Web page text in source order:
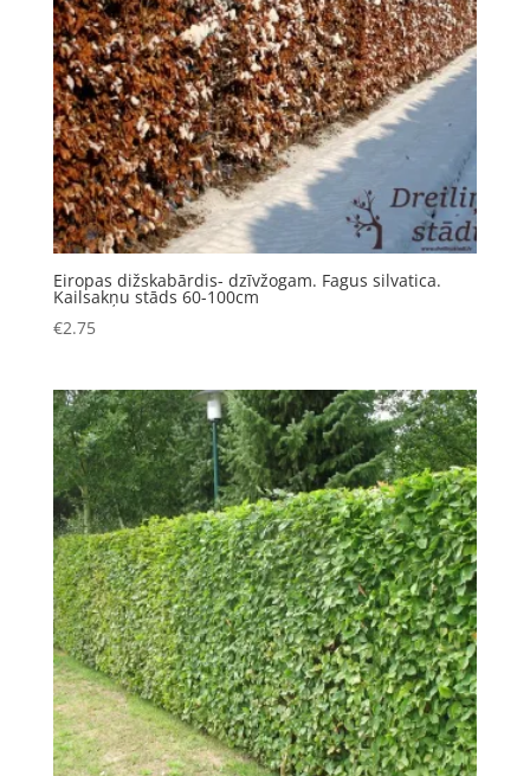
Eiropas dižskabārdis- dzīvžogam. Fagus silvatica.
Kailsakņu stāds 60-100cm
€2.75